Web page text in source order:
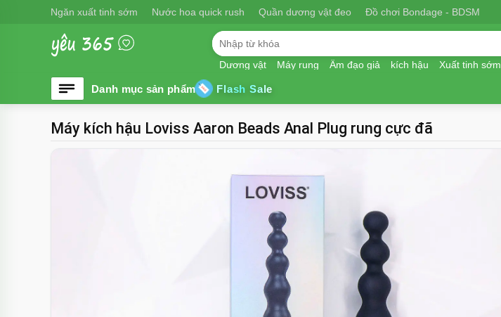
Ngăn xuất tinh sớm Nước hoa quick rush Quần dương vật đeo Đồ chơi Bondage - BDSM
Dương vật Máy rung Âm đạo giả kích hậu Xuất tinh sớm
Flash Sale
Máy kích hậu Loviss Aaron Beads Anal Plug rung cực đã